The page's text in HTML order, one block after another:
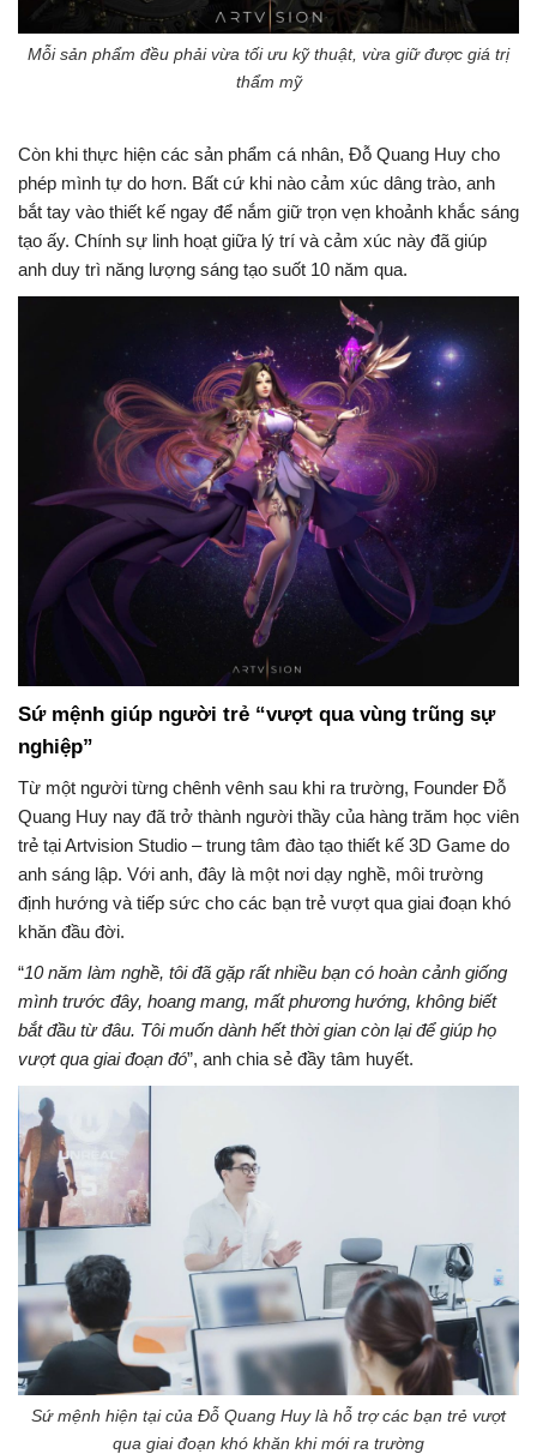
Mỗi sản phẩm đều phải vừa tối ưu kỹ thuật, vừa giữ được giá trị
thẩm mỹ
Còn khi thực hiện các sản phẩm cá nhân, Đỗ Quang Huy cho
phép mình tự do hơn. Bất cứ khi nào cảm xúc dâng trào, anh
bắt tay vào thiết kế ngay để nắm giữ trọn vẹn khoảnh khắc sáng
tạo ấy. Chính sự linh hoạt giữa lý trí và cảm xúc này đã giúp
anh duy trì năng lượng sáng tạo suốt 10 năm qua.
Sứ mệnh giúp người trẻ “vượt qua vùng trũng sự
nghiệp”
Từ một người từng chênh vênh sau khi ra trường, Founder Đỗ
Quang Huy nay đã trở thành người thầy của hàng trăm học viên
trẻ tại Artvision Studio – trung tâm đào tạo thiết kế 3D Game do
anh sáng lập. Với anh, đây là một nơi dạy nghề, môi trường
định hướng và tiếp sức cho các bạn trẻ vượt qua giai đoạn khó
khăn đầu đời.
“10 năm làm nghề, tôi đã gặp rất nhiều bạn có hoàn cảnh giống
mình trước đây, hoang mang, mất phương hướng, không biết
bắt đầu từ đâu. Tôi muốn dành hết thời gian còn lại để giúp họ
vượt qua giai đoạn đó”, anh chia sẻ đầy tâm huyết.
Sứ mệnh hiện tại của Đỗ Quang Huy là hỗ trợ các bạn trẻ vượt
qua giai đoạn khó khăn khi mới ra trường